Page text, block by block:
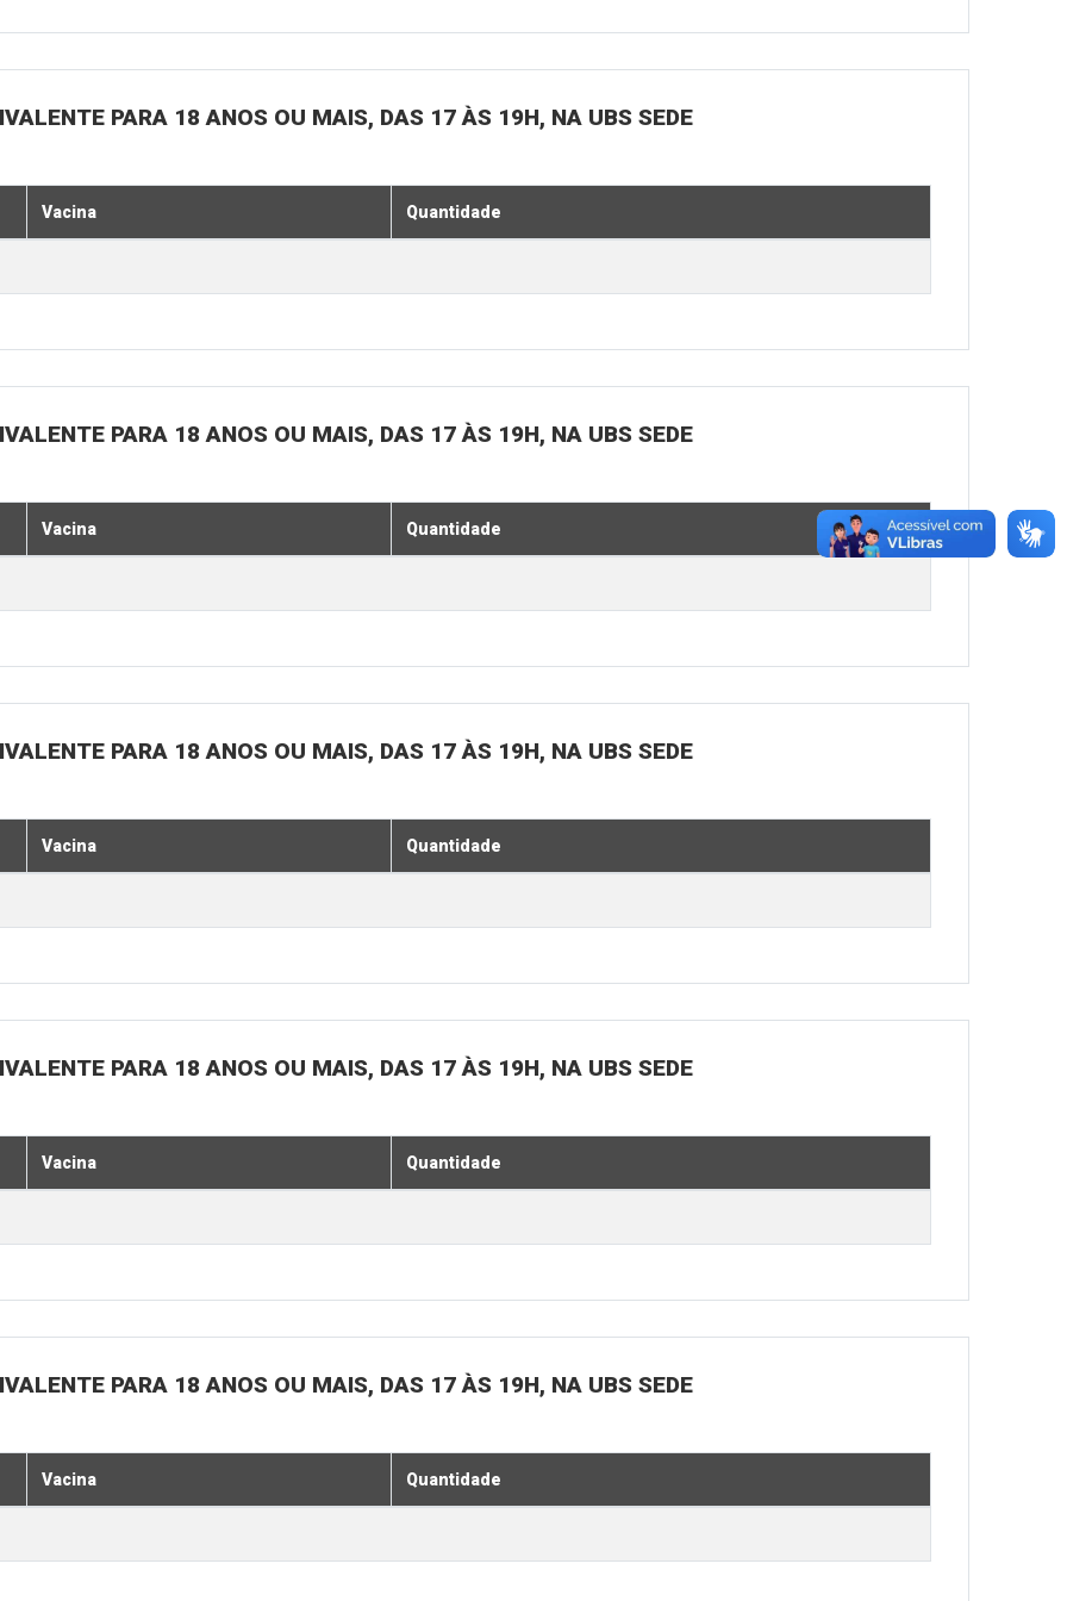
PARA 18 ANOS OU MAIS, DAS 17 ÀS 19H, NA UBS SEDE
Vacina Quantidade
PARA 18 ANOS OU MAIS, DAS 17 ÀS 19H, NA UBS SEDE
Vacina Quantidade
PARA 18 ANOS OU MAIS, DAS 17 ÀS 19H, NA UBS SEDE
Vacina Quantidade
PARA 18 ANOS OU MAIS, DAS 17 ÀS 19H, NA UBS SEDE
Vacina Quantidade
PARA 18 ANOS OU MAIS, DAS 17 ÀS 19H, NA UBS SEDE
Vacina Quantidade